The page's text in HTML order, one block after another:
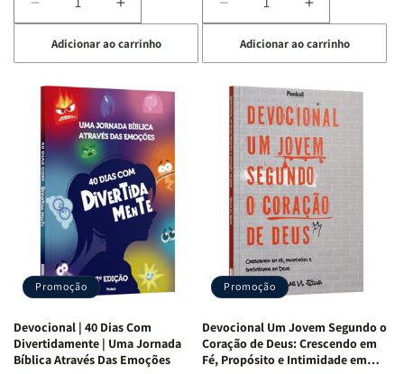
Diminuir
a
quantidade
de
Devocional
Quarto
de
Guerra
Isabelle
S.
Alves
Aumentar
a
quantidade
de
Devocional
Quarto
de
Guerra
|
Isabelle
S.
Alves
Adicionar ao carrinho
Diminuir
a
quantidade
de
Devocional
Café
com
Mulheres
da
Bíblia
Equipe
Teológica
Penkal
Aumentar
a
quantidade
de
Devocional
Café
com
Mulheres
da
Bíblia
|
Equipe
Teológica
Penkal
Adicionar ao carrinho
Promoção
Devocional | 40 Dias Com
Divertidamente | Uma Jornada
Bíblica Através Das Emoções
Promoção
Devocional Um Jovem Segundo o
Coração de Deus: Crescendo em
Fé, Propósito e Intimidade em